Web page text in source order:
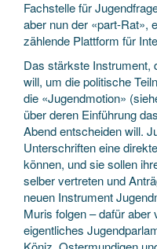
Fachstelle für
aber nun der «part-Rat»,
zählende Plattform für
Das stärkste Instrument,
will, um die politische
die «Jugendmotion»
über deren Einführung
Abend entscheiden will.
Unterschriften eine
können, und sie sollen
selber vertreten und
neuen Instrument
Muris folgen – dafür
eigentliches